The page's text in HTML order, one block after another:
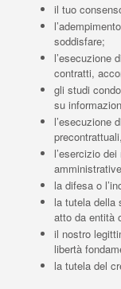
il tuo
soddisfare;
l’esecuzione
contratti,
gli studi
su
l’esecuzione
l’esercizio
la difesa o
la tutela della
atto da entità
il nostro
libertà
la tutela del